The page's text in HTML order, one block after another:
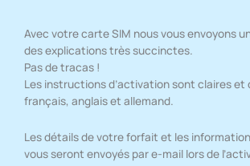
Avec votre carte SIM nous vous envoyons
des explications très succinctes.
Pas de tracas !
Les instructions d’activation sont claires et
français, anglais et allemand.
Les détails de votre forfait et les
vous seront envoyés par e-mail lors de